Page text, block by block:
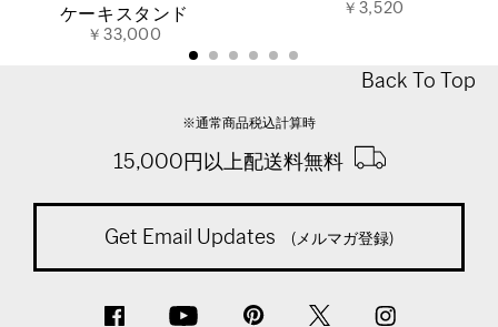
ケーキスタンド
￥33,000
￥3,520
Back To Top
※通常商品税込計算時
15,000円以上配送料無料
Get Email Updates (メルマガ登録)